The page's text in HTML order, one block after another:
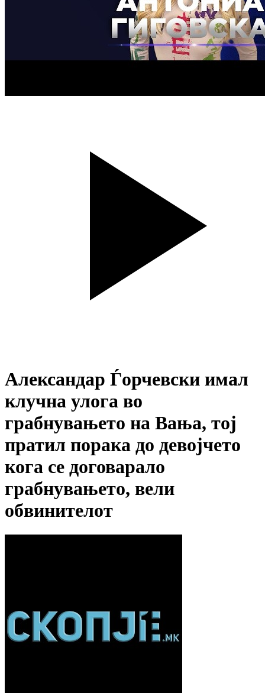
Александар Ѓорчевски имал
клучна улога во
грабнувањето на Вања, тој
пратил порака до девојчето
кога се договарало
грабнувањето, вели
обвинителот